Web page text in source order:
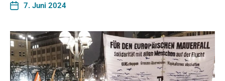
7. Juni 2024